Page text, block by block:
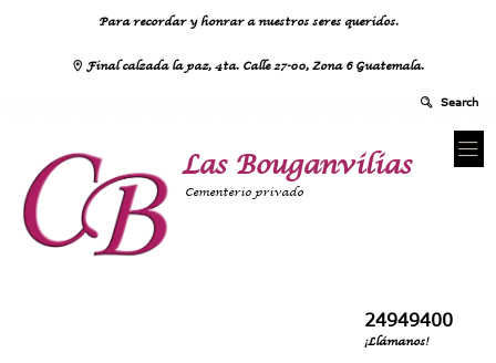
Para recordar y honrar a nuestros seres queridos.
Final calzada la paz, 4ta. Calle 27-00, Zona 6 Guatemala.
Las Bouganvilias
Cementerio privado
24949400
¡Llámanos!